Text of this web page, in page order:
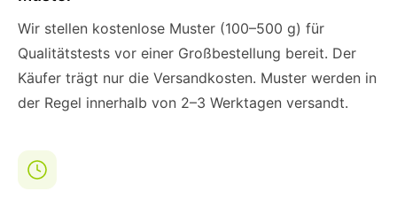
Wir stellen kostenlose Muster (100–500 g) für
Qualitätstests vor einer Großbestellung bereit. Der
Käufer trägt nur die Versandkosten. Muster werden in
der Regel innerhalb von 2–3 Werktagen versandt.